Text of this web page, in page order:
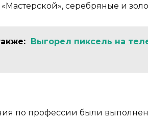
серебряные и
Выгорел пиксель на
по профессии были